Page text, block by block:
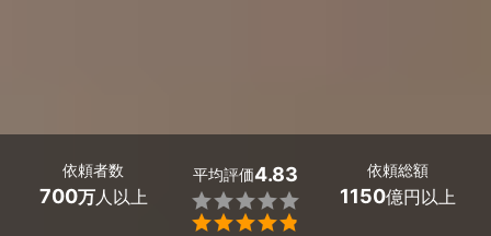
依頼者数
700万人以上
平均評価4.83


依頼総額
1150億円以上